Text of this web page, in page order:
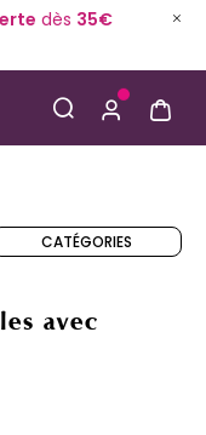
dès 35€
CATÉGORIES
avec